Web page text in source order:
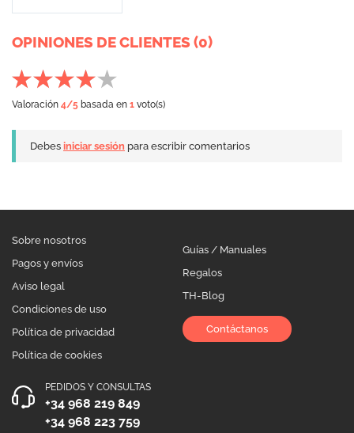
OPINIONES DE CLIENTES (0)
Valoración 4/5 basada en 1 voto(s)
Debes iniciar sesión para escribir comentarios
Sobre nosotros
Pagos y envíos
Aviso legal
Condiciones de uso
Política de privacidad
Política de cookies
Guías / Manuales
Regalos
TH-Blog
Contáctanos
PEDIDOS Y CONSULTAS
+34 968 219 849
+34 968 223 759